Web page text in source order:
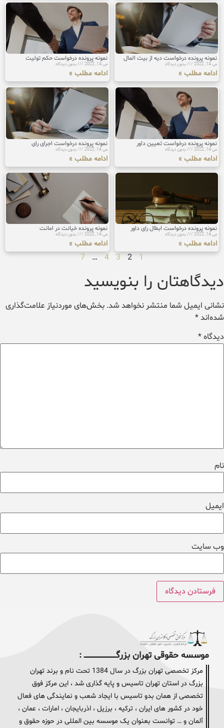
نمونه پرونده درخواست دیه از بیت المال
می 14, 2022 بدون دیدگاه
ادامه مطلب »
نمونه پرونده درخواست حکم تولیت
می 14, 2022 بدون دیدگاه
ادامه مطلب »
نمونه پرونده درخواست تعیین داور
می 14, 2022 بدون دیدگاه
ادامه مطلب »
نمونه پرونده درخواست اجرای رای
می 14, 2022 بدون دیدگاه
ادامه مطلب »
نمونه پرونده درخواست ابطال رای داور
می 14, 2022 بدون دیدگاه
ادامه مطلب »
نمونه پرونده خیانت در امانت
می 14, 2022 بدون دیدگاه
ادامه مطلب »
1
2
3
4
…
7
دیدگاهتان را بنویسید
نشانی ایمیل شما منتشر نخواهد شد. بخش‌های موردنیاز علامت‌گذاری
شده‌اند*
دیدگاه*
نام
ایمیل
وب‌ سایت
موسسه حقوقی تهران بزرگــــــــــــــــــــــــــــــــ :
مرکز تخصصی تهران بزرگ در سال 1384 تحت نام و برند تهران
بزرگ در استان تهران تاسیس و پایه گذاری شد ، این مرکز فوق
تخصصی از همان بدو تاسیس با ایجاد شعب و نمایندگی های فعال
خود در کشور های ایران ، ترکیه ، برزیل ، اذربایجان ، امارات ، عمان ،
آلمان و … توانست بعنوان یک موسسه بین المللی در حوزه حقوق و